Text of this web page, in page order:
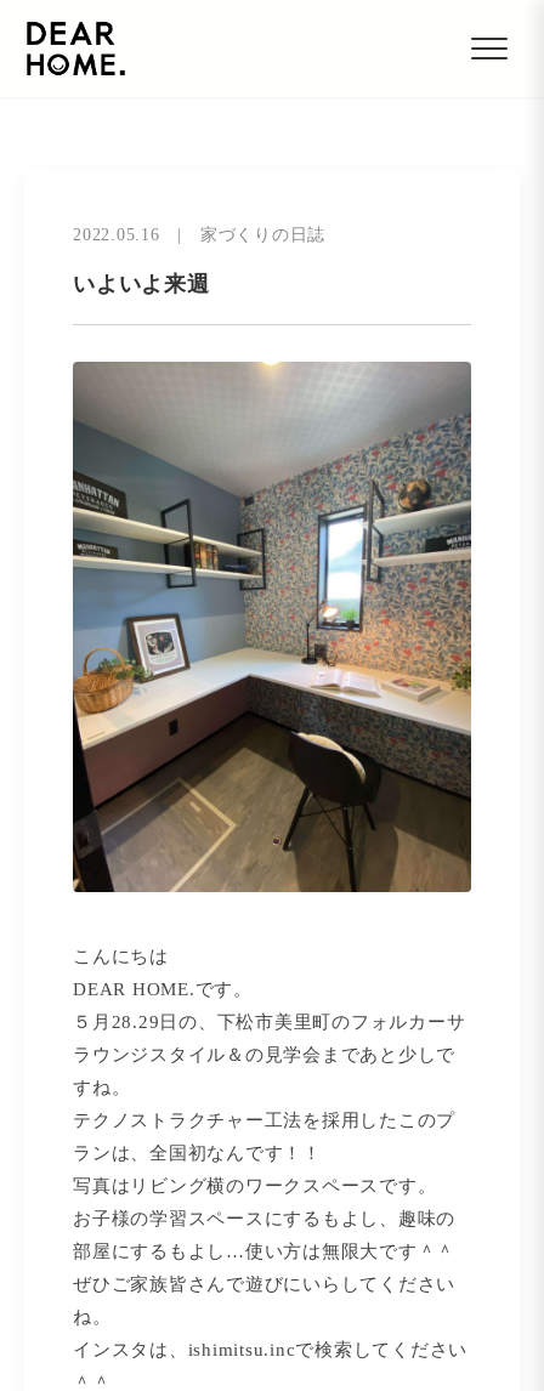
2022.05.16 家づくりの日誌
いよいよ来週
こんにちは
DEAR HOME.です。
５月28.29日の、下松市美里町のフォルカーサ
ラウンジスタイル＆の見学会まであと少しで
すね。
テクノストラクチャー工法を採用したこのプ
ランは、全国初なんです！！
写真はリビング横のワークスペースです。
お子様の学習スペースにするもよし、趣味の
部屋にするもよし…使い方は無限大です＾＾
ぜひご家族皆さんで遊びにいらしてください
ね。
インスタは、ishimitsu.incで検索してください
＾＾